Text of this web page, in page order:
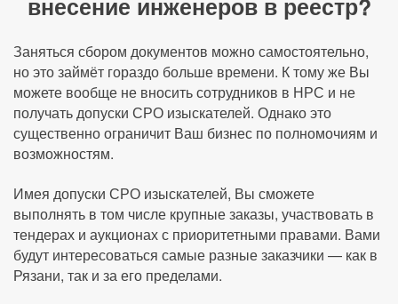
внесение инженеров в реестр?
Заняться сбором документов можно самостоятельно,
но это займёт гораздо больше времени. К тому же Вы
можете вообще не вносить сотрудников в НРС и не
получать допуски СРО изыскателей. Однако это
существенно ограничит Ваш бизнес по полномочиям и
возможностям.
Имея допуски СРО изыскателей, Вы сможете
выполнять в том числе крупные заказы, участвовать в
тендерах и аукционах с приоритетными правами. Вами
будут интересоваться самые разные заказчики — как в
Рязани, так и за его пределами.